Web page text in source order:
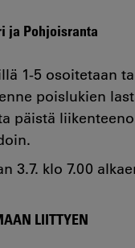
ja Pohjoisranta
1-5 osoitetaan
poislukien
päistä
3.7. klo 7.00
LIITTYEN